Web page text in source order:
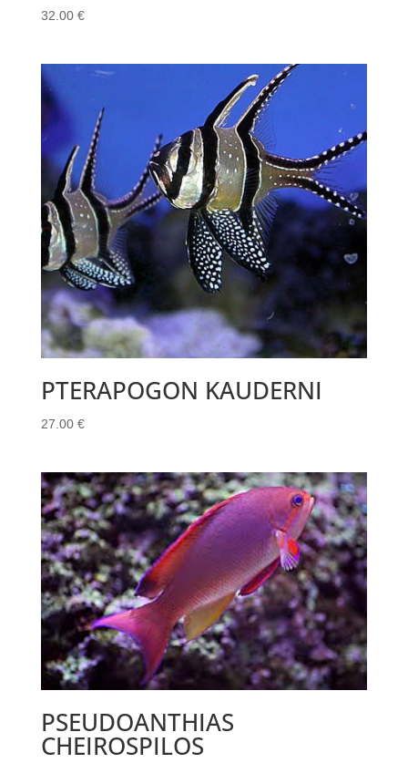
32.00 €
PTERAPOGON KAUDERNI
27.00 €
PSEUDOANTHIAS
CHEIROSPILOS